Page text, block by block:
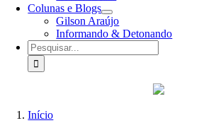
Colunas e Blogs
Gilson Araújo
Informando & Detonando
Buscar
resultados
para:
Início